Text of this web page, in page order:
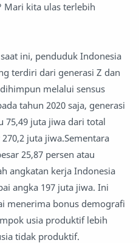
Mari kita ulas terlebih
ini, penduduk Indonesia
terdiri dari generasi Z dan
melalui sensus
tahun 2020 saja, generasi
75,49 juta jiwa dari total
juta jiwa.Sementara
25,87 persen atau
angkatan kerja Indonesia
angka 197 juta jiwa. Ini
menerima bonus demografi
usia produktif lebih
tidak produktif.